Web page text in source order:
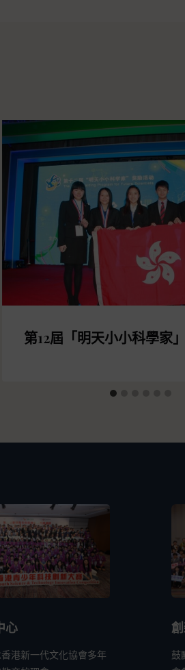
第12屆「明天小小科學家
心
港新一代文化協會多年
鼓